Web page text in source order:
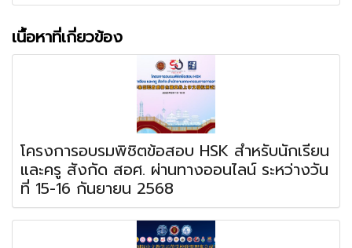
เนื้อหาที่เกี่ยวข้อง
โครงการอบรมพิชิตข้อสอบ HSK สำหรับนักเรียน
และครู สังกัด สอศ. ผ่านทางออนไลน์ ระหว่างวัน
ที่ 15-16 กันยายน 2568